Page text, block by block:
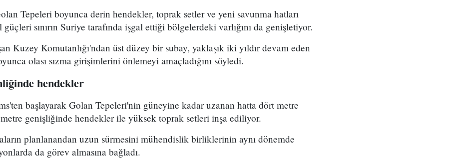
Tepeleri boyunca derin hendekler, toprak setler ve yeni savunma hatları
sınırın Suriye tarafında işgal ettiği bölgelerdeki varlığını da genişletiyor.
Kuzey Komutanlığı'ndan üst düzey bir subay, yaklaşık iki yıldır devam eden
olası sızma girişimlerini önlemeyi amaçladığını söyledi.
hendekler
başlayarak Golan Tepeleri'nin güneyine kadar uzanan hatta dört metre
genişliğinde hendekler ile yüksek toprak setleri inşa ediliyor.
planlanandan uzun sürmesini mühendislik birliklerinin aynı dönemde
da görev almasına bağladı.